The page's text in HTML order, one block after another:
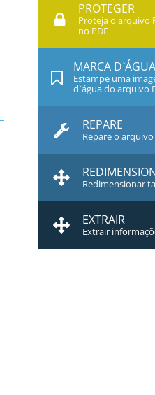
PROTEGER
Proteja o arquivo
no PDF
MARCA D`ÁGUA
Estampe uma
d`água do arquivo
REPARE
Repare o
Redimensionar
EXTRAIR
Extrair